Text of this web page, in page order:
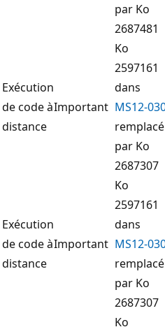
par Ko
2687481
Exécution
de code à
distance
Important
Ko
2597161
dans
MS12-
remplacé
par Ko
2687307
Exécution
de code à
distance
Important
Ko
2597161
dans
MS12-
remplacé
par Ko
2687307
Ko